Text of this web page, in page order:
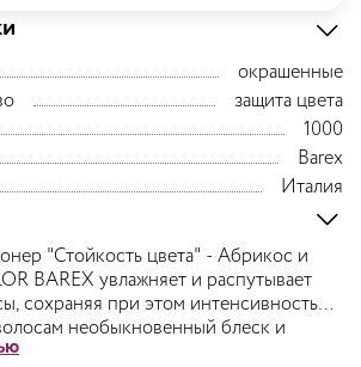
окрашенные
защита цвета
1000
Barex
Италия
"Стойкость цвета" - Абрикос и
BAREX увлажняет и распутывает
сохраняя при этом интенсивность
необыкновенный блеск и
фильтр Blue Light Shield,